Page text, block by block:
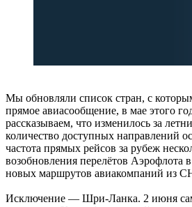
Мы обновляли список стран, с
прямое авиасообщение, в мае этого
рассказываем, что изменилось за
количество доступных направлений
частота прямых рейсов за рубеж
возобновления перелётов
новых маршрутов авиакомпаний из
Исключение — Шри-Ланка. 2 июня